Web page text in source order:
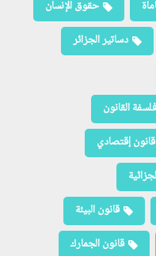
حقوق الإنسان
دساتير الجزائر
فلسفة القانون
قانون إقتصادي
قانون البيئة
قانون الجمارك